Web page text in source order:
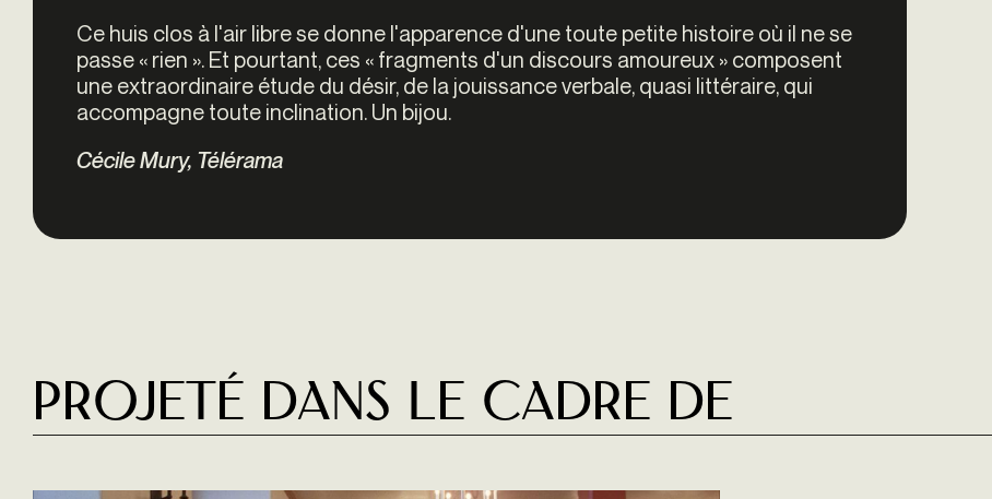
Ce huis clos à l'air libre se donne l'apparence d'une toute petite histoire où il ne se
passe « rien ». Et pourtant, ces « fragments d'un discours amoureux » composent
une extraordinaire étude du désir, de la jouissance verbale, quasi littéraire, qui
accompagne toute inclination. Un bijou.
Cécile Mury, Télérama
Projeté dans le cadre de